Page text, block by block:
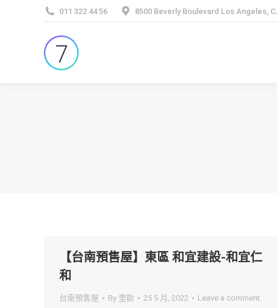
011 322 44 56 8500 Beverly Boulevard Los Angeles,
【台南預售屋】東區 和宜建設-和宜仁
和
台南預售屋 By 里歐 25 5 月, 2022 Leave a comment